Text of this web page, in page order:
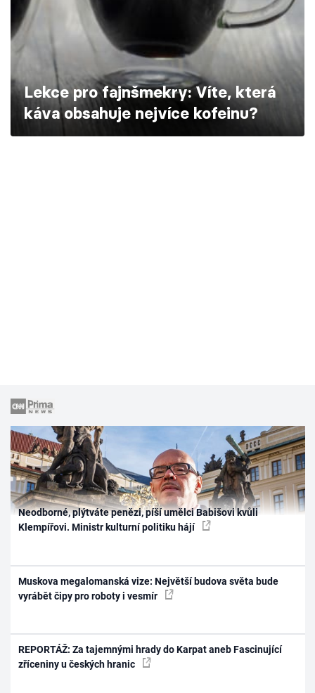
Škola vaření
Recepty z TV
Speciál: Cuketa
Těhotnej kuchař
Lekce pro fajnšmekry: Víte, která
káva obsahuje nejvíce kofeinu?
Neodborné, plýtváte penězi, píší umělci Babišovi kvůli
Klempířovi. Ministr kulturní politiku hájí
Muskova megalomanská vize: Největší budova světa bude
vyrábět čipy pro roboty i vesmír
REPORTÁŽ: Za tajemnými hrady do Karpat aneb Fascinující
zříceniny u českých hranic